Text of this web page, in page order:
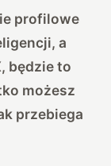
profilowe
a
będzie to
możesz
przebiega